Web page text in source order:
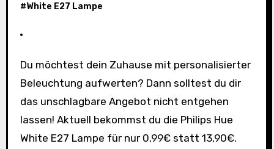
#White E27 Lampe
Du möchtest dein Zuhause mit personalisierter
Beleuchtung aufwerten? Dann solltest du dir
das unschlagbare Angebot nicht entgehen
lassen! Aktuell bekommst du die Philips Hue
White E27 Lampe für nur 0,99€ statt 13,90€.